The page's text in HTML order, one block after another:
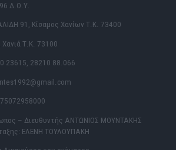
Δ.Ο.Υ.
91, Κίσαμος Χανίων Τ.Κ. 73400
Τ.Κ. 73100
23615, 28210 88.066
– Διευθυντής ΑΝΤΩΝΙΟΣ ΜΟΥΝΤΑΚΗΣ
ΕΛΕΝΗ ΤΟΥΛΟΥΠΑΚΗ